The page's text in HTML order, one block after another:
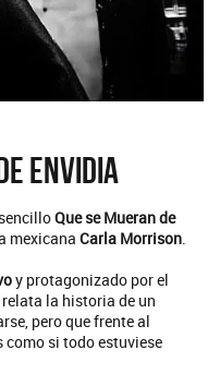
Envidia
Que se Mueran de
mexicana Carla Morrison.
y protagonizado por el
relata la historia de un
pero que frente al
como si todo estuviese